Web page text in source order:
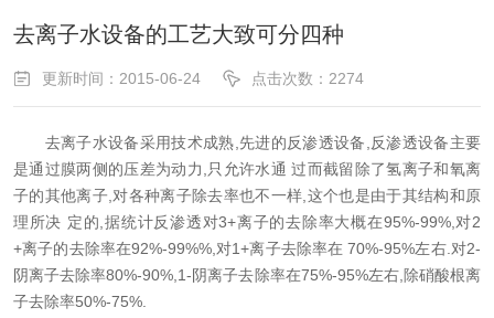
成功案例
在线留言
联系我们
去离子水设备的工艺大致可分四种
更新时间：2015-06-24 点击次数：2274
去离子水设备采用技术成熟,先进的反渗透设备,反渗透设备主要
是通过膜两侧的压差为动力,只允许水通 过而截留除了氢离子和氧离
子的其他离子,对各种离子除去率也不一样,这个也是由于其结构和原
理所决 定的,据统计反渗透对3+离子的去除率大概在95%-99%,对2
+离子的去除率在92%-99%%,对1+离子去除率在 70%-95%左右.对2-
阴离子去除率80%-90%,1-阴离子去除率在75%-95%左右,除硝酸根离
子去除率50%-75%.